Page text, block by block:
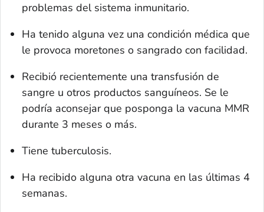
problemas del sistema inmunitario.
Ha tenido alguna vez una condición médica que
le provoca moretones o sangrado con facilidad.
Recibió recientemente una transfusión de
sangre u otros productos sanguíneos. Se le
podría aconsejar que posponga la vacuna MMR
durante 3 meses o más.
Tiene tuberculosis.
Ha recibido alguna otra vacuna en las últimas 4
semanas.